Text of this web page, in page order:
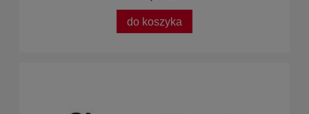
do koszyka